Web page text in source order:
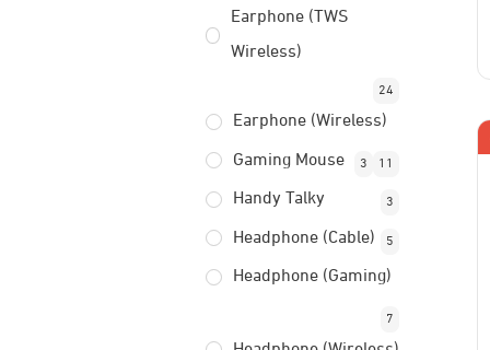
Earphone (TWS
Wireless)
24
Earphone (Wireless)
11
Gaming Mouse 3
Handy Talky 3
Headphone (Cable) 5
Headphone (Gaming)
7